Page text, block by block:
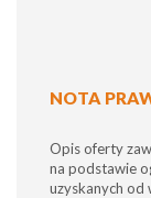
NOTA
Opis oferty
na podstawie
uzyskanych od